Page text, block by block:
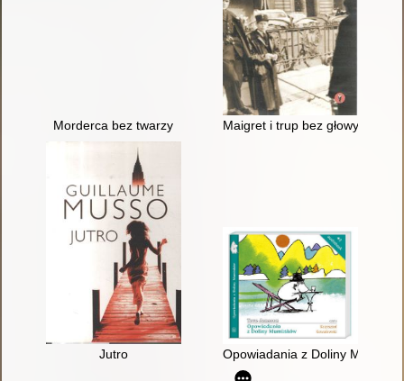
Morderca bez twarzy Maigret i trup bez głowy
Jutro Opowiadania z Doliny